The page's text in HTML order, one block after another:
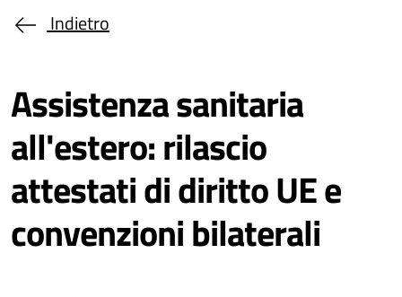
Indietro
Assistenza sanitaria
all'estero: rilascio
attestati di diritto UE e
convenzioni bilaterali